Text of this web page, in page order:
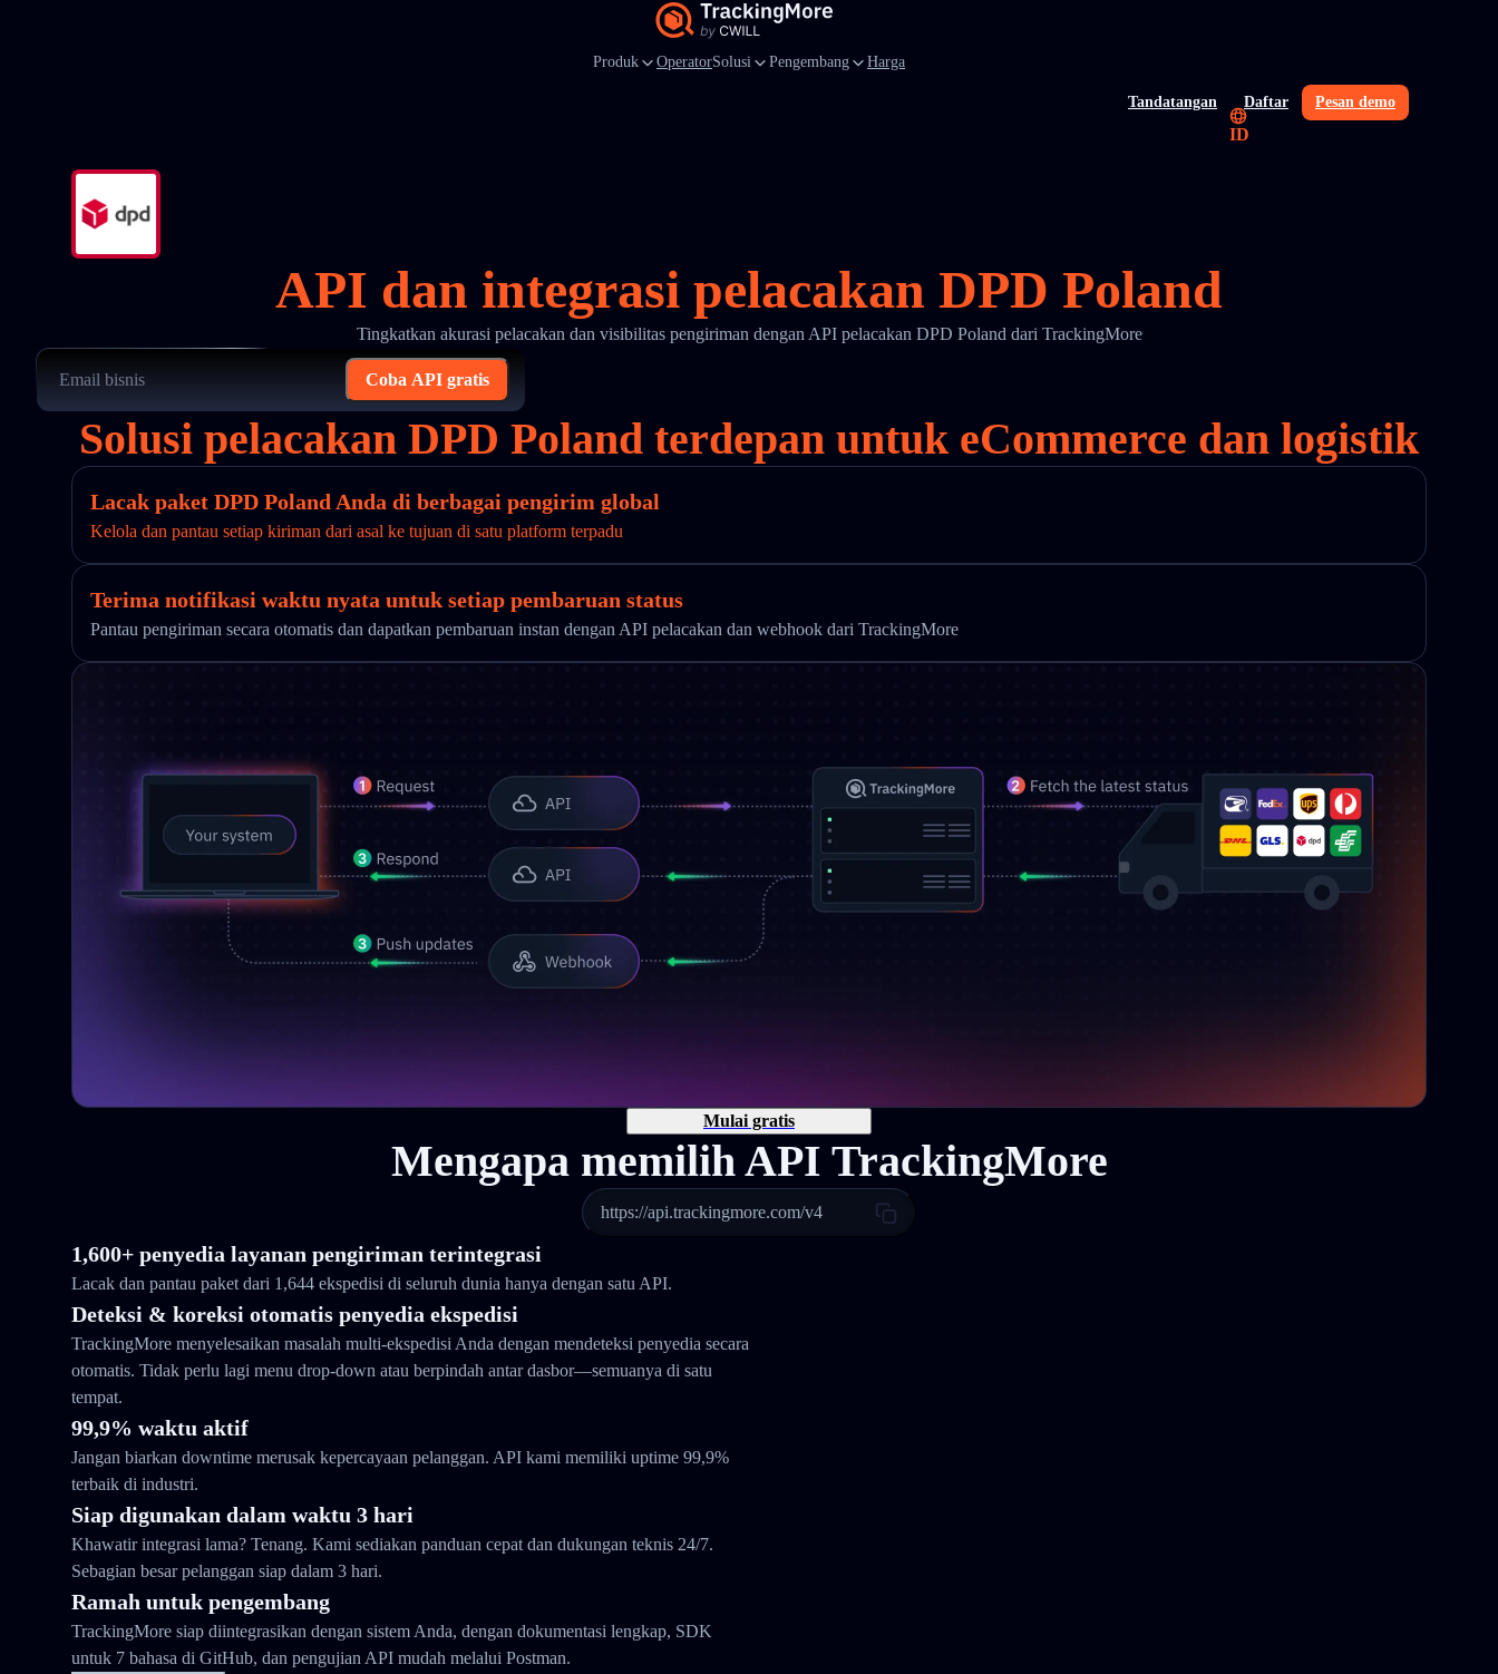
Produk OperatorSolusi Pengembang Harga
Tandatangan Daftar Pesan demo
ID
API dan integrasi pelacakan DPD Poland
Tingkatkan akurasi pelacakan dan visibilitas pengiriman dengan API pelacakan DPD Poland dari TrackingMore
Coba API gratis
Solusi pelacakan DPD Poland terdepan untuk eCommerce dan logistik
Lacak paket DPD Poland Anda di berbagai pengirim global
Kelola dan pantau setiap kiriman dari asal ke tujuan di satu platform terpadu
Terima notifikasi waktu nyata untuk setiap pembaruan status
Pantau pengiriman secara otomatis dan dapatkan pembaruan instan dengan API pelacakan dan webhook dari TrackingMore
Mulai gratis
Mengapa memilih API TrackingMore
https://api.trackingmore.com/v4
1,600+ penyedia layanan pengiriman terintegrasi
Lacak dan pantau paket dari 1,644 ekspedisi di seluruh dunia hanya dengan satu API.
Deteksi & koreksi otomatis penyedia ekspedisi
TrackingMore menyelesaikan masalah multi-ekspedisi Anda dengan mendeteksi penyedia secara
otomatis. Tidak perlu lagi menu drop-down atau berpindah antar dasbor—semuanya di satu
tempat.
99,9% waktu aktif
Jangan biarkan downtime merusak kepercayaan pelanggan. API kami memiliki uptime 99,9%
terbaik di industri.
Siap digunakan dalam waktu 3 hari
Khawatir integrasi lama? Tenang. Kami sediakan panduan cepat dan dukungan teknis 24/7.
Sebagian besar pelanggan siap dalam 3 hari.
Ramah untuk pengembang
TrackingMore siap diintegrasikan dengan sistem Anda, dengan dokumentasi lengkap, SDK
untuk 7 bahasa di GitHub, dan pengujian API mudah melalui Postman.